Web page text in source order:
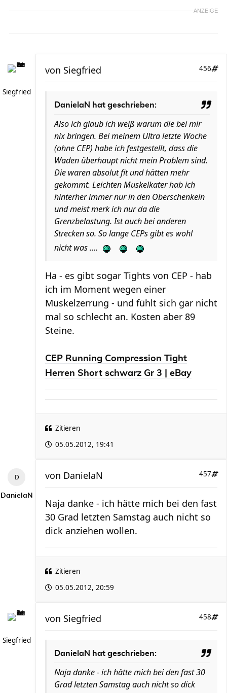
ANZEIGE
Siegfried
456
von Siegfried
DanielaN hat geschrieben:
Also ich glaub ich weiß warum die bei mir
nix bringen. Bei meinem Ultra letzte Woche
(ohne CEP) habe ich festgestellt, dass die
Waden überhaupt nicht mein Problem sind.
Die waren absolut fit und hätten mehr
gekommt. Leichten Muskelkater hab ich
hinterher immer nur in den Oberschenkeln
und meist merk ich nur da die
Grenzbelastung. Ist auch bei anderen
Strecken so. So lange CEPs gibt es wohl
nicht was ....
Ha - es gibt sogar Tights von CEP - hab
ich im Moment wegen einer
Muskelzerrung - und fühlt sich gar nicht
mal so schlecht an. Kosten aber 89
Steine.
CEP Running Compression Tight
Herren Short schwarz Gr 3 | eBay
Zitieren
05.05.2012, 19:41
DanielaN
457
von DanielaN
Naja danke - ich hätte mich bei den fast
30 Grad letzten Samstag auch nicht so
dick anziehen wollen.
Zitieren
05.05.2012, 20:59
Siegfried
458
von Siegfried
DanielaN hat geschrieben:
Naja danke - ich hätte mich bei den fast 30
Grad letzten Samstag auch nicht so dick